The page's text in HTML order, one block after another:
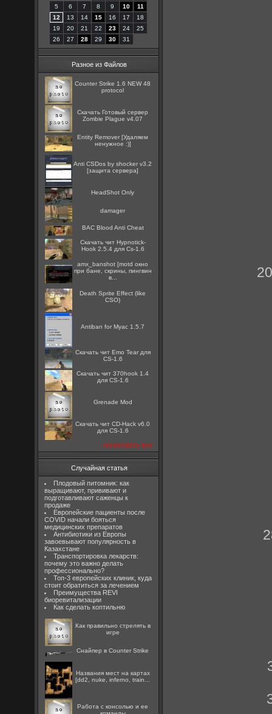
5
6 7 8 9 10
11
12
13 14 15 16 17
18
19
20 21 22 23 24
25
26
27 28 29 30 31
Разное из Файлов
Counter Strike 1.6 NEW 48
protocol
Скачать Готовый сервер
Zombie Plague v4.07
Entity Remover [Удаляем
ненужное :)]
Anti CSDos by shocker v3.2
[защита сервера]
HeadShot Only
damager
BAC Blood Anti Cheat
Скачать чит Hypnotick-
Hook 2.5.4 для Cs-1.6
amx_banshot [motd окно
при бане, скрины, пингвин
в...
Death Sprite Effect (like
CSO)
Antiban for Myac 1.5.7
Скачать чит Emo Tear для
CS-1.6
Скачать чит 370hook 1.4
для CS-1.6
Grenade Mod
Скачать чит CD-Hack v6.0
для CS-1.6
посмотреть все
Случайная статья
Плодовый питомник: как
выращивают, прививают и
подготавливают саженцы к
продаже
Европейские пациенты после
COVID начали бояться
медицинских препаратов
Антибиотики из Европы
завоевывают популярность в
Казахстане
Транспортировка лекарств:
почему это важно делать
профессионально?
Топ-3 европейских клиник, куда
стоит обратиться за лечением
Преимущества REVI
биоревитализации
Как сделать коптильню
Как правильно стрелять в
игре
Снайпер в Counter Strike
Названия мест на картах
[dd2, nuke, inferno, train...
Работа с консолью и ее